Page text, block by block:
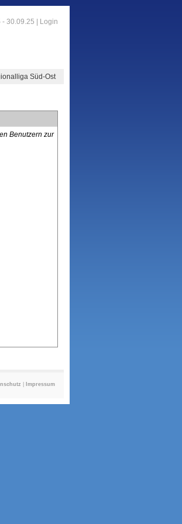
30.09.25 | Login
Süd-Ost
Benutzern zur
Impressum